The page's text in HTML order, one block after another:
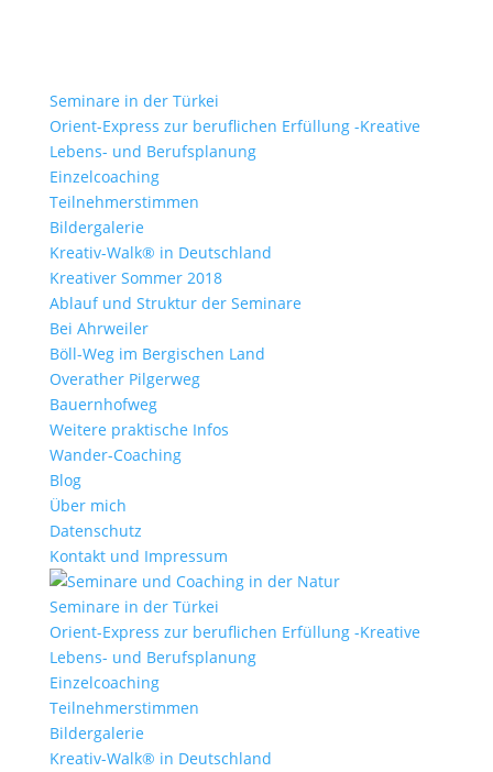
Seminare in der Türkei
Orient-Express zur beruflichen Erfüllung -Kreative
Lebens- und Berufsplanung
Einzelcoaching
Teilnehmerstimmen
Bildergalerie
Kreativ-Walk® in Deutschland
Kreativer Sommer 2018
Ablauf und Struktur der Seminare
Bei Ahrweiler
Böll-Weg im Bergischen Land
Overather Pilgerweg
Bauernhofweg
Weitere praktische Infos
Wander-Coaching
Blog
Über mich
Datenschutz
Kontakt und Impressum
Seminare in der Türkei
Orient-Express zur beruflichen Erfüllung -Kreative
Lebens- und Berufsplanung
Einzelcoaching
Teilnehmerstimmen
Bildergalerie
Kreativ-Walk® in Deutschland